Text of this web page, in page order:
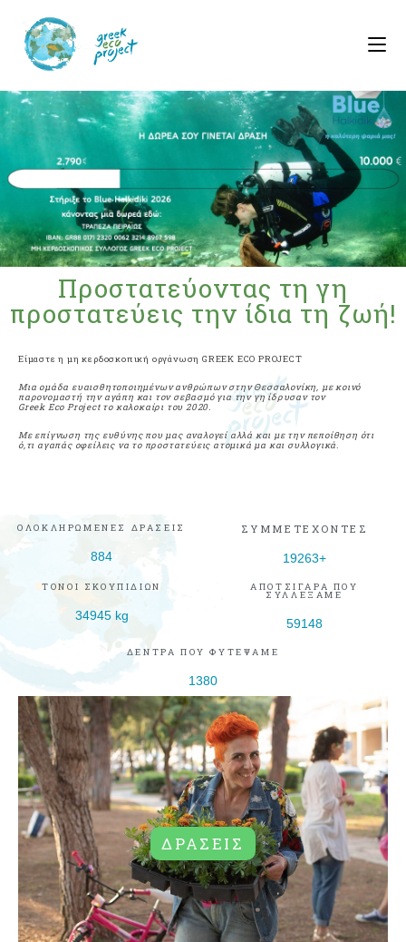
Προστατεύοντας τη γη
προστατεύεις την ίδια τη ζωή!
Είμαστε η μη κερδοσκοπική οργάνωση GREEK ECO PROJECT
Μια ομάδα ευαισθητοποιημένων ανθρώπων στην Θεσσαλονίκη, με κοινό
παρονομαστή την αγάπη και τον σεβασμό για την γη ίδρυσαν τον
Greek Eco Projectτο καλοκαίρι του 2020.
Με επίγνωση της ευθύνης που μας αναλογεί αλλά και με την πεποίθηση ότι
ό,τι αγαπάς οφείλεις να το προστατεύεις ατομικά μα και συλλογικά.
ΟΛΟΚΛΗΡΩΜΕΝΕΣ ΔΡΑΣΕΙΣ
884
ΣΥΜΜΕΤΕΧΟΝΤΕΣ
19263+
ΤΟΝΟΙ ΣΚΟΥΠΙΔΙΩΝ
34945 kg
ΑΠΟΤΣΙΓΑΡΑ ΠΟΥ
ΣΥΛΛΕΞΑΜΕ
59148
ΔΕΝΤΡΑ ΠΟΥ ΦΥΤΕΨΑΜΕ
1380
ΔΡΑΣΕΙΣ
ΔΡΑΣΕΙΣ
ΔΕΙΤΕ ΠΕΡΙΣΣΟΤΕΡΑ